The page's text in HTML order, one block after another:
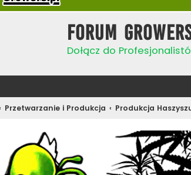
Forum
Dołącz do
Przetwarzanie i Produkcja Produkcja